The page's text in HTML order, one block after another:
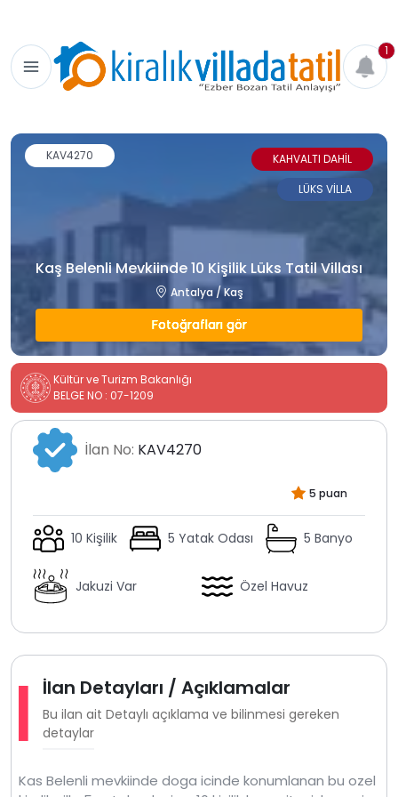
1
Kaş Belenli Mevkiinde 10 Kişilik Lüks Tatil Villası
Antalya / Kaş
Fotoğrafları gör
KAV4270
KAHVALTI DAHİL
LÜKS VİLLA
Kültür ve Turizm Bakanlığı
BELGE NO : 07-1209
İlan No: KAV4270
5 puan
10 Kişilik 5 Yatak Odası 5 Banyo
Jakuzi Var Özel Havuz
İlan Detayları / Açıklamalar
Bu ilan ait Detaylı açıklama ve bilinmesi gereken
detaylar
Kas Belenli mevkiinde doga icinde konumlanan bu ozel